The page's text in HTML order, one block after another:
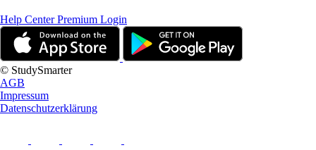
Help CenterPremium Login
© StudySmarter
AGB
Impressum
Datenschutzerklärung